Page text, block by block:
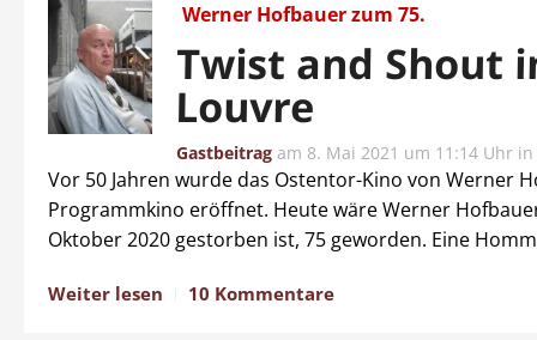
Werner Hofbauer zum 75.
Twist and Shout
Louvre
Gastbeitrag am 8. Mai 2021 um 11:14 Uhr
Vor 50 Jahren wurde das Ostentor-Kino von Werner
Programmkino eröffnet. Heute wäre Werner
Oktober 2020 gestorben ist, 75 geworden. Eine
Weiter lesen 10 Kommentare